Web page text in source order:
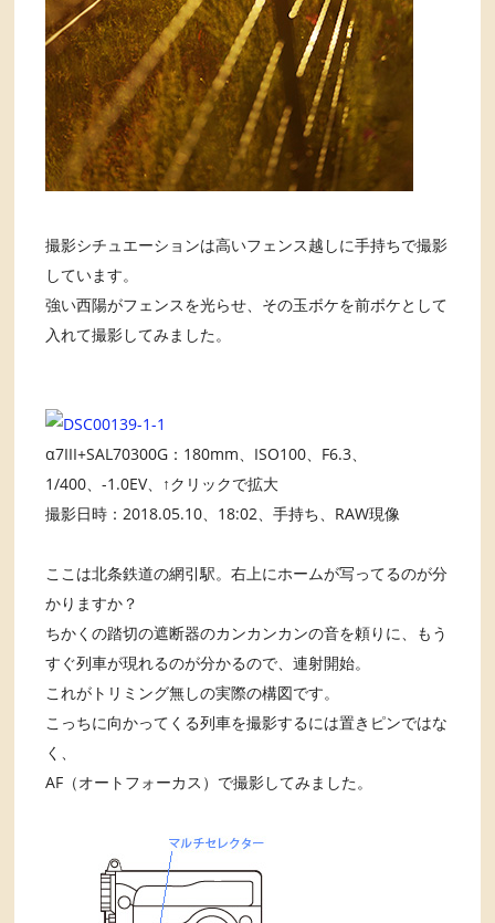
撮影シチュエーションは高いフェンス越しに手持ちで撮影
しています。
強い西陽がフェンスを光らせ、その玉ボケを前ボケとして
入れて撮影してみました。
α7III+SAL70300G：180mm、ISO100、F6.3、
1/400、-1.0EV、↑クリックで拡大
撮影日時：2018.05.10、18:02、手持ち、RAW現像
ここは北条鉄道の網引駅。右上にホームが写ってるのが分
かりますか？
ちかくの踏切の遮断器のカンカンカンの音を頼りに、もう
すぐ列車が現れるのが分かるので、連射開始。
これがトリミング無しの実際の構図です。
こっちに向かってくる列車を撮影するには置きピンではな
く、
AF（オートフォーカス）で撮影してみました。